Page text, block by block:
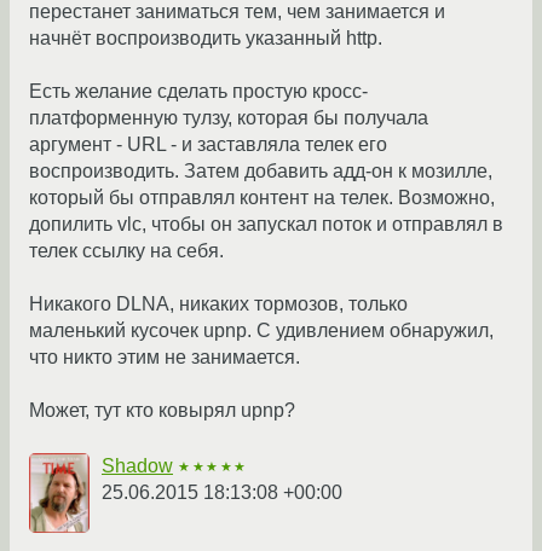
перестанет заниматься тем, чем занимается и
начнёт воспроизводить указанный http.
Есть желание сделать простую кросс-
платформенную тулзу, которая бы получала
аргумент - URL - и заставляла телек его
воспроизводить. Затем добавить адд-он к мозилле,
который бы отправлял контент на телек. Возможно,
допилить vlc, чтобы он запускал поток и отправлял в
телек ссылку на себя.
Никакого DLNA, никаких тормозов, только
маленький кусочек upnp. С удивлением обнаружил,
что никто этим не занимается.
Может, тут кто ковырял upnp?
Shadow ★★★★★
25.06.2015 18:13:08 +00:00